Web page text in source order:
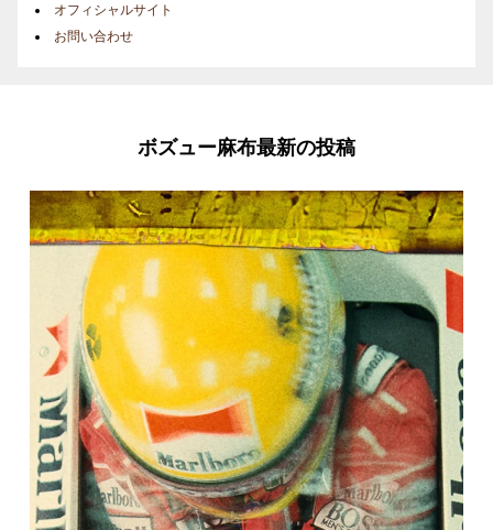
オフィシャルサイト
お問い合わせ
ボズュー麻布最新の投稿